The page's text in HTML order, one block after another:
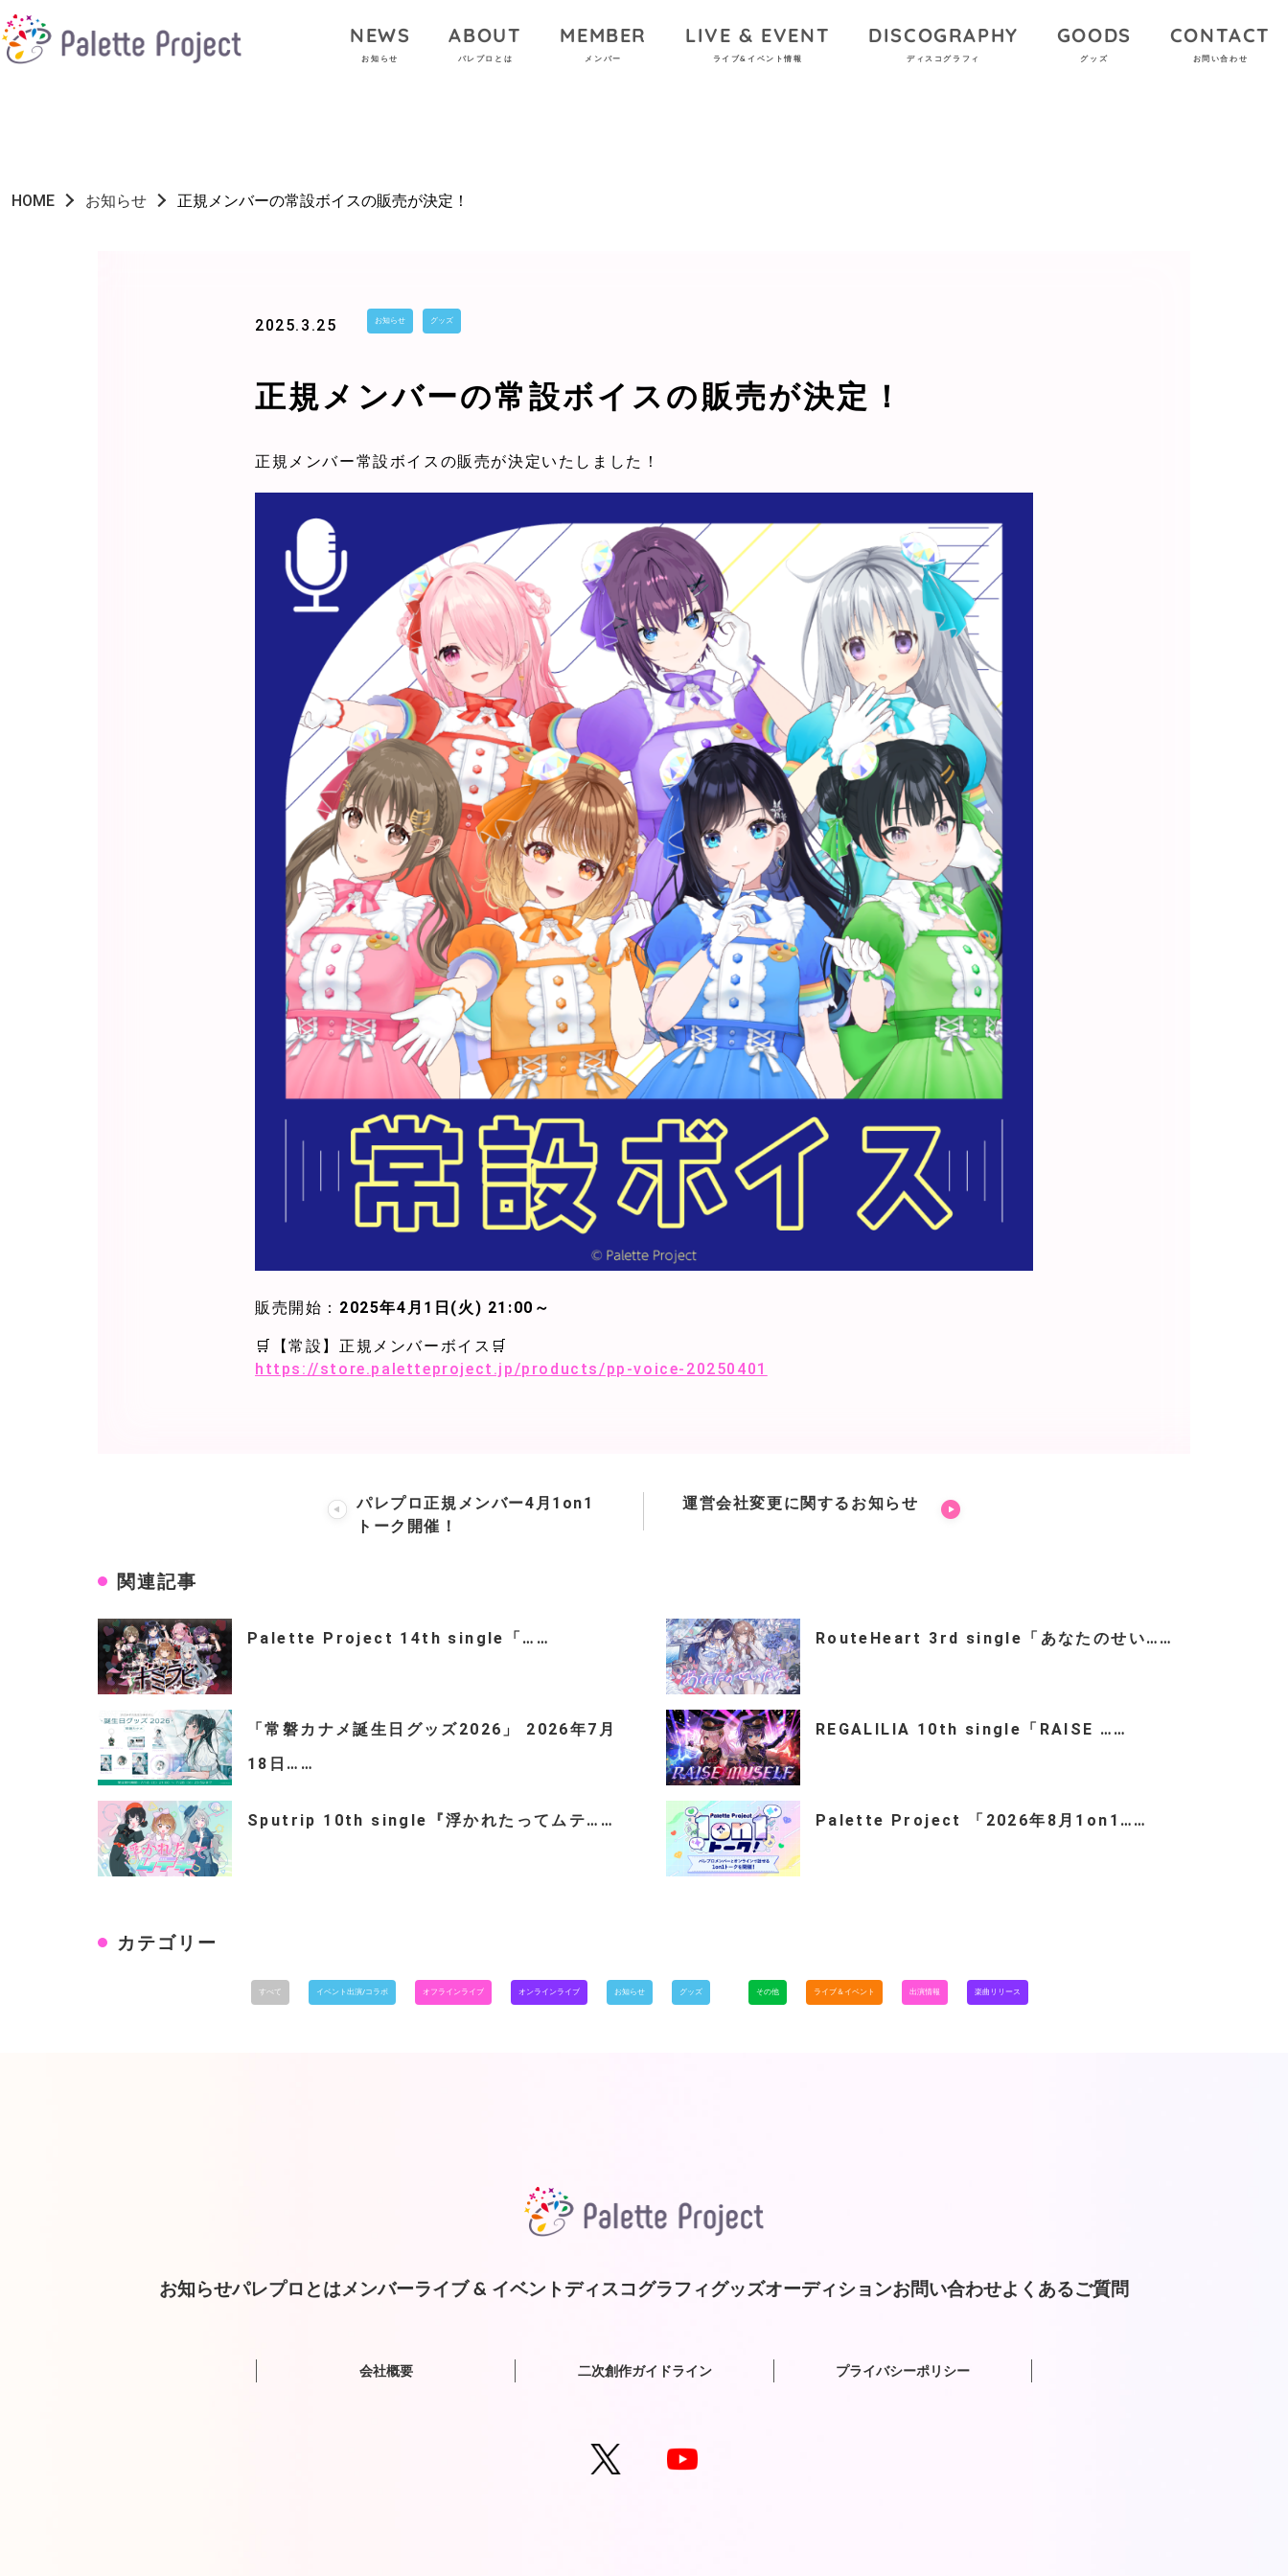
NEWS
お知らせ
ABOUT
パレプロとは
MEMBER
メンバー
LIVE & EVENT
ライブ&イベント情報
DISCOGRAPHY
ディスコグラフィ
GOODS
グッズ
CONTACT
お問い合わせ
HOME お知らせ 正規メンバーの常設ボイスの販売が決定！
2025.3.25 お知らせ グッズ
正規メンバーの常設ボイスの販売が決定！
正規メンバー常設ボイスの販売が決定いたしました！
販売開始： 2025年4月1日(火) 21:00～
🛒【常設】正規メンバーボイス🛒
https://store.paletteproject.jp/products/pp-voice-20250401
パレプロ正規メンバー4月1on1
トーク開催！
運営会社変更に関するお知らせ
関連記事
Palette Project 14th single「…… RouteHeart 3rd single「あなたのせい……
「常磐カナメ誕生日グッズ2026」 2026年7月
18日……
REGALILIA 10th single「RAISE ……
Sputrip 10th single『浮かれたってムテ…… Palette Project 「2026年8月1on1……
カテゴリー
すべて イベント出演/コラボ オフラインライブ オンラインライブ お知らせ グッズ その他 ライブ＆イベント 出演情報 楽曲リリース
お知らせパレプロとはメンバーライブ & イベントディスコグラフィグッズオーディションお問い合わせよくあるご質問
会社概要 二次創作ガイドライン プライバシーポリシー